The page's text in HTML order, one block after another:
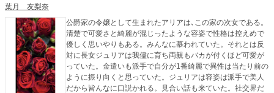
葉月 友梨奈
公爵家の令嬢として生まれたアリアは､この家の次女である。
清楚で可愛さと綺麗が混じったような容姿で性格は控えめで
優しく思いやりもある。みんなに慕われていた。それとは反
対に長女ジュリアは我儘に育ち両親もバカが付くほど可愛が
っていた。金遣いも派手で自分が1番綺麗で異性は当たり前の
ように振り向くと思っていた。ジュリアは容姿は派手で美人
だから皆んなに口説かれる。見合い話も来ていた。社交界だ